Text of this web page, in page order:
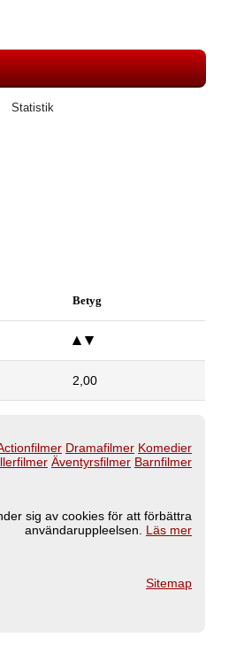
Statistik
Betyg
2,00
Dramafilmer Komedier
Äventyrsfilmer Barnfilmer
sig av cookies för att förbättra
användaruppleelsen. Läs mer
Sitemap